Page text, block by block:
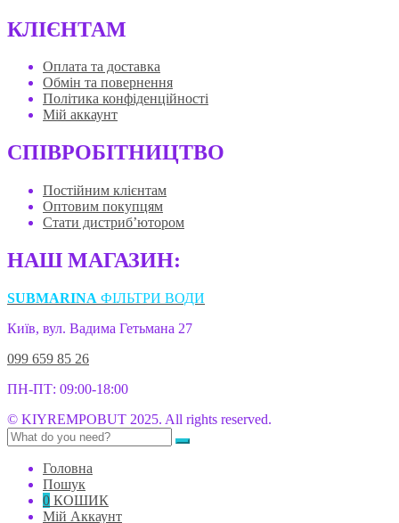
КЛІЄНТАМ
Оплата та доставка
Обмін та повернення
Політика конфіденційності
Мій аккаунт
СПІВРОБІТНИЦТВО
Постійним клієнтам
Оптовим покупцям
Стати дистриб’ютором
НАШ МАГАЗИН:
SUBMARINA ФІЛЬТРИ ВОДИ
Київ, вул. Вадима Гетьмана 27
099 659 85 26
ПН-ПТ: 09:00-18:00
© KIYREMPOBUT 2025. All rights reserved.
Головна
Пошук
0 КОШИК
Мій Аккаунт